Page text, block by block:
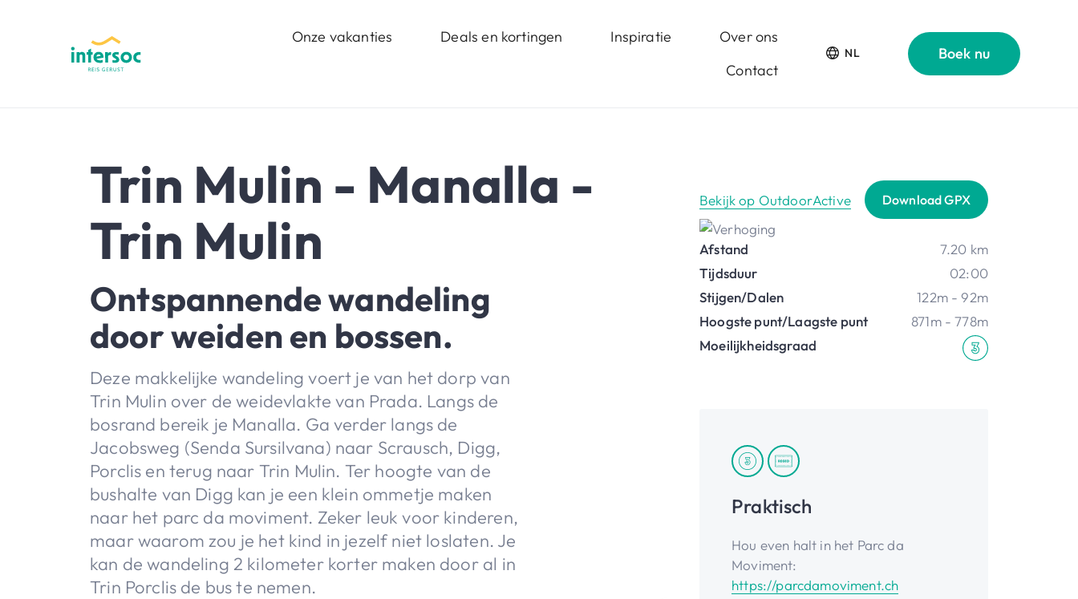
Onze vakanties Deals en kortingen Inspiratie
Over ons
Contact
NL Boek nu
Trin Mulin - Manalla -
Trin Mulin
Ontspannende wandeling
door weiden en bossen.
Deze makkelijke wandeling voert je van het dorp van
Trin Mulin over de weidevlakte van Prada. Langs de
bosrand bereik je Manalla. Ga verder langs de
Jacobsweg (Senda Sursilvana) naar Scrausch, Digg,
Porclis en terug naar Trin Mulin. Ter hoogte van de
bushalte van Digg kan je een klein ommetje maken
naar het parc da moviment. Zeker leuk voor kinderen,
maar waarom zou je het kind in jezelf niet loslaten. Je
kan de wandeling 2 kilometer korter maken door al in
Trin Porclis de bus te nemen.
Bekijk op OutdoorActive Download GPX
Afstand
7.20 km
Tijdsduur
02:00
Stijgen/Dalen
122m - 92m
Hoogste punt/Laagste punt
871m - 778m
Moeilijkheidsgraad
Praktisch
Hou even halt in het Parc da
Moviment:
https://parcdamoviment.ch